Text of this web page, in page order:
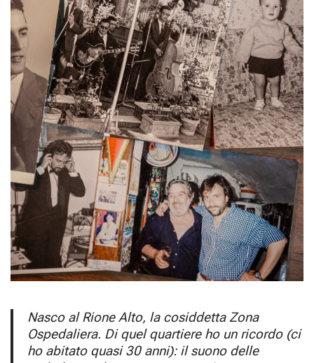
Nasco al Rione Alto, la cosiddetta Zona
Ospedaliera. Di quel quartiere ho un ricordo (ci
ho abitato quasi 30 anni): il suono delle